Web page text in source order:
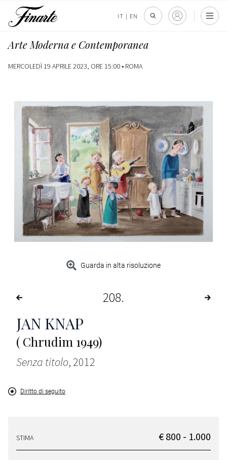
IT | EN
Arte Moderna e Contemporanea
MERCOLEDÌ 19 APRILE 2023, ORE 15:00 • ROMA
Guarda in alta risoluzione
208
JAN KNAP
( Chrudim 1949)
Senza titolo, 2012
Diritto di seguito
STIMA € 800 - 1.000